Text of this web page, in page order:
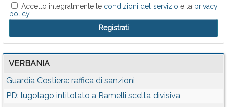
Accetto integralmente le condizioni del servizio e la privacy
policy
VERBANIA
Guardia Costiera: raffica di sanzioni
PD: lugolago intitolato a Ramelli scelta divisiva